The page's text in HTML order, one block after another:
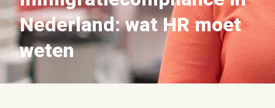
Nederland: wat HR moet
weten